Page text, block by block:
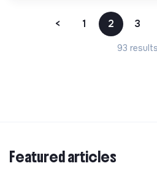
< 1 2 3
93 results
Featured articles